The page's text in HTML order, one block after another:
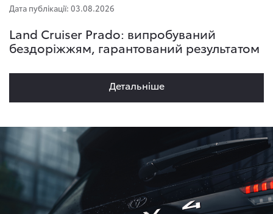
Дата публікації: 03.08.2026
Land Cruiser Prado: випробуваний
бездоріжжям, гарантований результатом
Детальнiше